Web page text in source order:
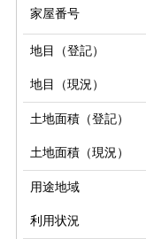
家屋番号
地目（登記）
地目（現況）
土地面積（登記）
土地面積（現況）
用途地域
利用状況